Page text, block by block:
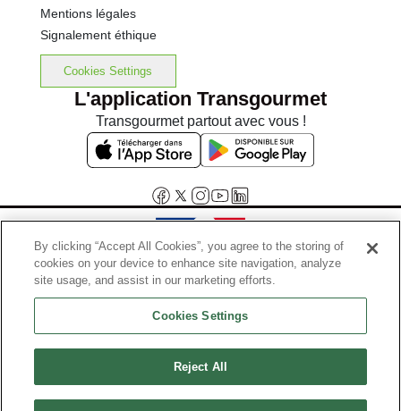
Mentions légales
Signalement éthique
Cookies Settings
L'application Transgourmet
Transgourmet partout avec vous !
Interdiction de vente de boissons alcooliques aux mineurs de
moins de 18 ans
La preuve de majorité de l'acheteur est exigée au moment de la vente
Code de la santé publique, Aar.l.3342-1 et l.3353-3
By clicking “Accept All Cookies”, you agree to the storing of
cookies on your device to enhance site navigation, analyze
site usage, and assist in our marketing efforts.
Cookies Settings
Reject All